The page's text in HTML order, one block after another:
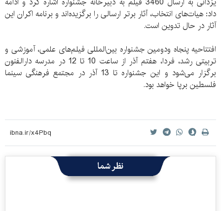
داد: هیات‌های انتخاب، آثار برتر ارسالی را برگزیده‌اند و برنامه اکران این
آثار در حال تدوین است.
افتتاحیه پنجاه ودومین جشنواره بین‌المللی فیلم‌های علمی، آموزشی و
تربیتی رشد، فردا، هفتم آذر از ساعت 10 تا 12 در مدرسه دارالفنون
برگزار می‌شود و این جشنواره تا 13 آذر در مجتمع فرهنگی سینما
فلسطین برپا خواهد بود.
نظر شما